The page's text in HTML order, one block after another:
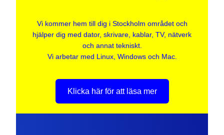
Vi kommer hem till dig i Stockholm området och
hjälper dig med dator, skrivare, kablar, TV, nätverk
och annat tekniskt.
Vi arbetar med Linux, Windows och Mac.
Klicka här för att läsa mer